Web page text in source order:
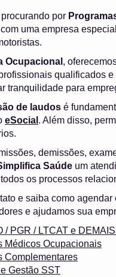
por
uma empresa
Ocupacional ,
qualificados e
tranquilidade para
de laudos é
eSocial . Além disso,
demissões,
Saúde um
os processos
e saiba como
e ajudamos sua
/ PGR / LTCAT e
Médicos Ocupacionais
Complementares
Gestão SST